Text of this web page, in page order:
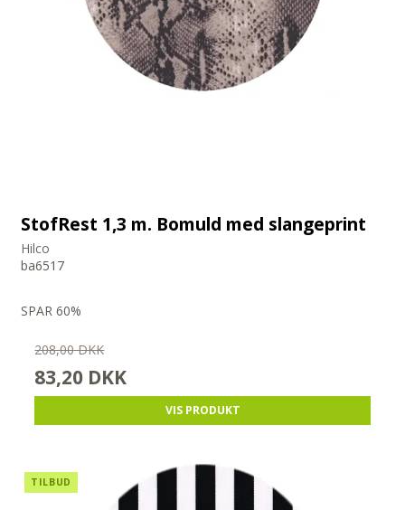
StofRest 1,3 m. Bomuld med slangeprint
Hilco
ba6517
SPAR 60%
208,00 DKK
83,20 DKK
VIS PRODUKT
TILBUD